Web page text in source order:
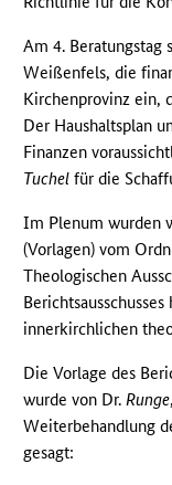
Am 4. Beratungstag
Weißenfels, die
Kirchenprovinz ein,
Der Haushaltsplan
Finanzen
Tuchel für die
Im Plenum wurden
(Vorlagen) vom
Theologischen
innerkirchlichen
Die Vorlage des
wurde von Dr.Runge
Weiterbehandlung
gesagt: